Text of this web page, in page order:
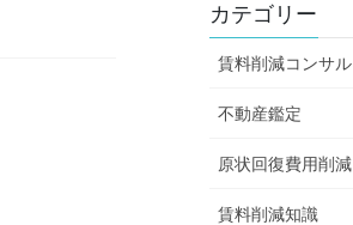
カテゴリー
賃料削減コンサル
不動産鑑定
原状回復費用削減
賃料削減知識